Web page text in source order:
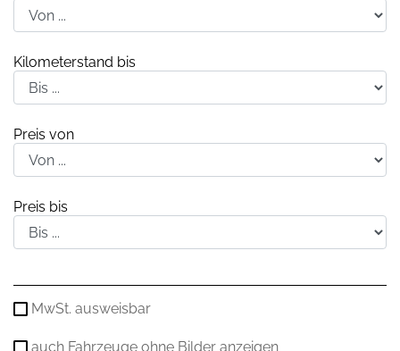
Kilometerstand bis
Preis von
Preis bis
MwSt. ausweisbar
auch Fahrzeuge ohne Bilder anzeigen